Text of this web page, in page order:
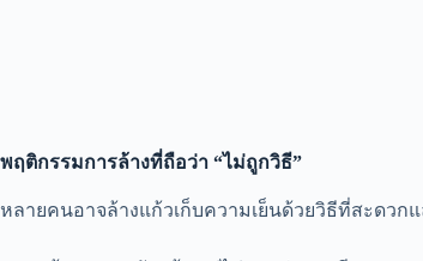
พฤติกรรมการล้างที่ถือว่า “ไม่ถูกวิธี”
หลายคนอาจล้างแก้วเก็บความเย็นด้วยวิธีที่สะดวก